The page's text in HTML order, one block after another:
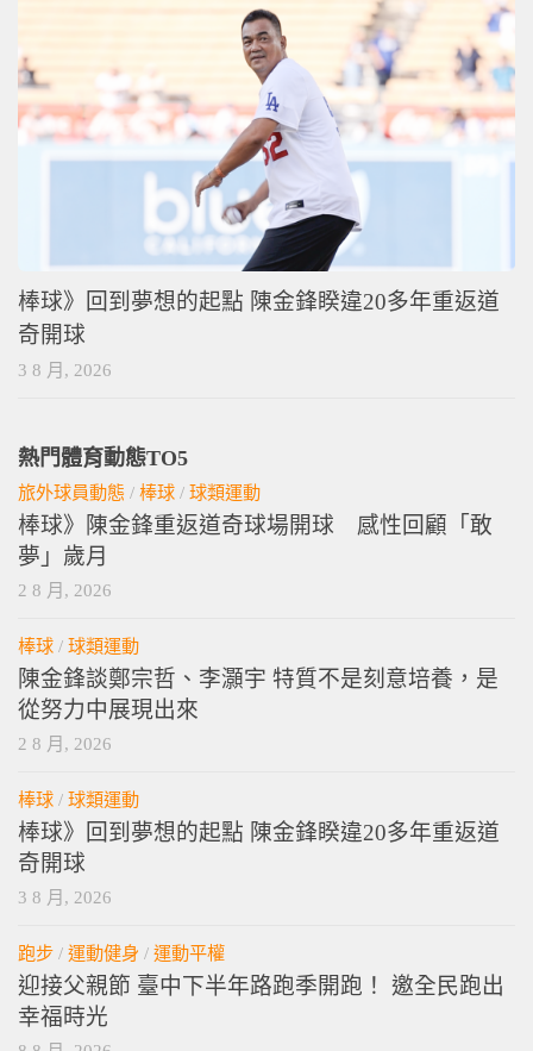
棒球》回到夢想的起點 陳金鋒睽違20多年重返道
奇開球
3 8 月, 2026
熱門體育動態TO5
旅外球員動態 / 棒球 / 球類運動
棒球》陳金鋒重返道奇球場開球 感性回顧「敢
夢」歲月
2 8 月, 2026
棒球 / 球類運動
陳金鋒談鄭宗哲、李灝宇 特質不是刻意培養，是
從努力中展現出來
2 8 月, 2026
棒球 / 球類運動
棒球》回到夢想的起點 陳金鋒睽違20多年重返道
奇開球
3 8 月, 2026
跑步 / 運動健身 / 運動平權
迎接父親節 臺中下半年路跑季開跑！ 邀全民跑出
幸福時光